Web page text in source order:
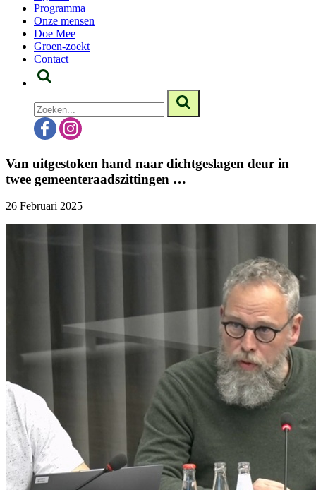
Programma
Onze mensen
Doe Mee
Groen-zoekt
Contact
Van uitgestoken hand naar dichtgeslagen deur in
twee gemeenteraadszittingen …
26 Februari 2025